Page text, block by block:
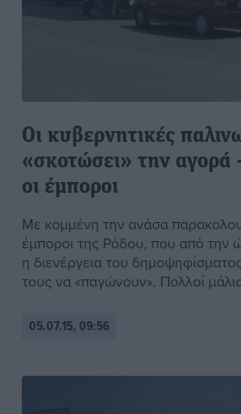
Οι κυβερνητικές
«σκοτώσει» την
οι έμποροι
Με κομμένη την ανάσα
έμποροι της Ρόδου, που από την
η διενέργεια του
τους να «παγώνουν». Πολλοί
05.07.15, 09:56